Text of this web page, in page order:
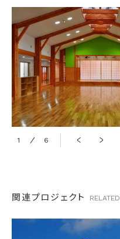
1
6
関連プロジェクト RELATED